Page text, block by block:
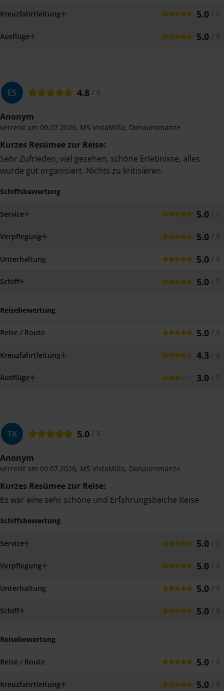
Kreuzfahrtleitung 5.0
Ausflüge 5.0
ES 4.8 / 5
Anonym
verreist am 09.07.2026, MS VistaMilla, Donauromanze
Kurzes Resümee zur Reise:
Sehr Zufrieden, viel gesehen, schöne Erlebnisse, alles
wurde gut organisiert. Nichts zu kritisieren.
Schiffsbewertung
Service 5.0
Verpflegung 5.0
Unterhaltung 5.0 / 5
Schiff 5.0
Reisebewertung
Reise / Route 5.0 / 5
Kreuzfahrtleitung 4.3
Ausflüge 3.0
TK 5.0 / 5
Anonym
verreist am 09.07.2026, MS VistaMilla, Donauromanze
Kurzes Resümee zur Reise:
Es war eine sehr schöne und Erfahrungsbeiche Reise
Schiffsbewertung
Service 5.0
Verpflegung 5.0
Unterhaltung 5.0 / 5
Schiff 5.0
Reisebewertung
Reise / Route 5.0 / 5
Kreuzfahrtleitung 5.0